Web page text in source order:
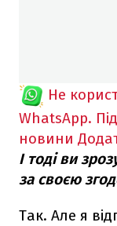
Не
WhatsApp.
новини
І тоді ви
за своєю
Так. Але я